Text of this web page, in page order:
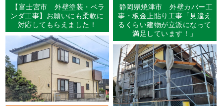
【富士宮市 外壁塗装・ベラ
ンダ工事】お願いにも柔軟に
対応してもらえました！
静岡県焼津市 外壁カバー工
事・板金上貼り工事「見違え
るくらい建物が立派になって
満足しています！」